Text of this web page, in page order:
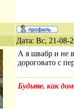
Дата: Вс, 21-08-
А я швабр и не
дороговато с
Будьте, как